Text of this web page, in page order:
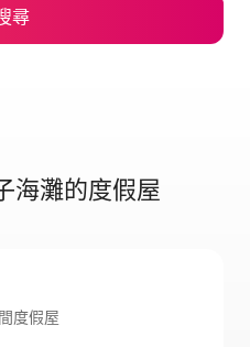
尋
海灘的度假屋
度假屋